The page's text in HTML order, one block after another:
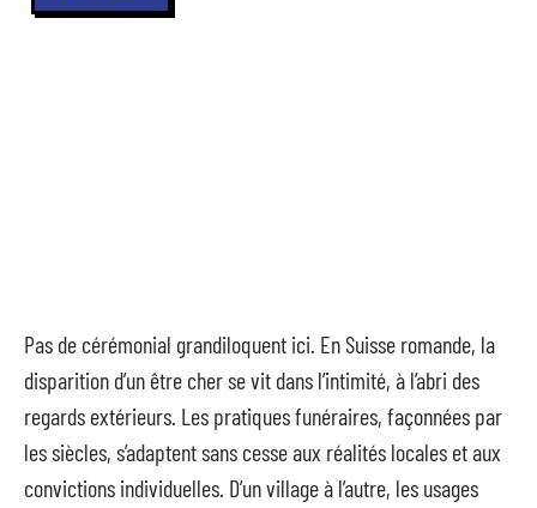
Pas de cérémonial grandiloquent ici. En Suisse romande, la
disparition d’un être cher se vit dans l’intimité, à l’abri des
regards extérieurs. Les pratiques funéraires, façonnées par
les siècles, s’adaptent sans cesse aux réalités locales et aux
convictions individuelles. D’un village à l’autre, les usages